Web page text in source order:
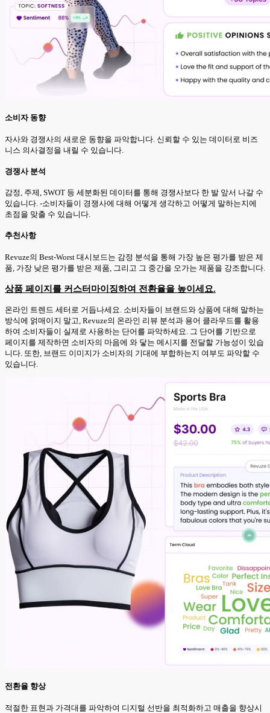
소비자 동향
자사와 경쟁사의 새로운 동향을 파악합니다. 신뢰할 수 있는 데이터로 비즈
니스 의사결정을 내릴 수 있습니다.
경쟁사 분석
감정, 주제, SWOT 등 세분화된 데이터를 통해 경쟁사보다 한 발 앞서 나갈 수
있습니다. -소비자들이 경쟁사에 대해 어떻게 생각하고 어떻게 말하는지에
초점을 맞출 수 있습니다.
추천사항
Revuze의 Best-Worst 대시보드는 감정 분석을 통해 가장 높은 평가를 받은 제
품, 가장 낮은 평가를 받은 제품, 그리고 그 중간을 오가는 제품을 강조합니다.
상품 페이지를 커스터마이징하여 전환율을 높이세요.
온라인 트렌드 세터로 거듭나세요. 소비자들이 브랜드와 상품에 대해 말하는
방식에 얽매이지 말고, Revuze의 온라인 리뷰 분석과 용어 클라우드를 활용
하여 소비자들이 실제로 사용하는 단어를 파악하세요. 그 단어를 기반으로
페이지를 제작하면 소비자의 마음에 와 닿는 메시지를 전달할 가능성이 있습
니다. 또한, 브랜드 이미지가 소비자의 기대에 부합하는지 여부도 파악할 수
있습니다.
전환율 향상
적절한 표현과 가격대를 파악하여 디지털 선반을 최적화하고 매출을 향상시